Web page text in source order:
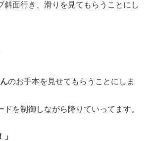
斜面行き、滑りを見てもらうことにし
のお手本を見せてもらうことにしま
ドを制御しながら降りていってます。